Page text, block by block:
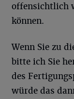
offensichtlich
können.
Wenn Sie zu
bitte ich Sie
des
würde das